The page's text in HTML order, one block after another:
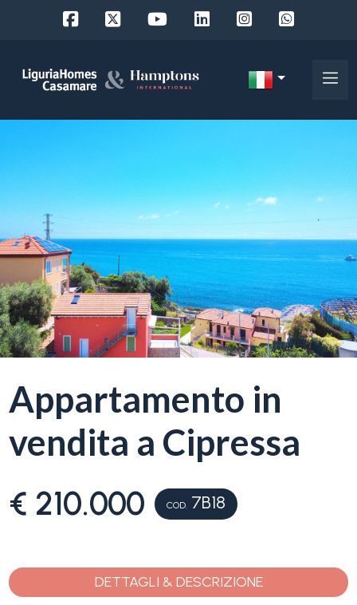
Appartamento in
vendita a Cipressa
€ 210.000 COD. 7B18
DETTAGLI & DESCRIZIONE
Chi
siamo
I
nostri
La
Liguria
case
Provincia
Comune
Tipologia
-
Qualsiasi
Residenziali